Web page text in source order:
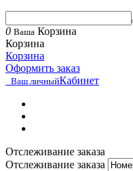
0 Ваша Корзина
Корзина
Корзина
Оформить заказ
Ваш личныйКабинет
Отслеживание заказа
Отслеживание заказа